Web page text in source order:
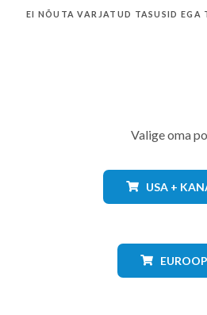
EI NÕUTA VARJATUD TASUSID EGA
Valige oma
USA +